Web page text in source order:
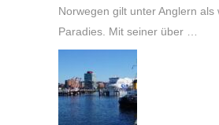
Norwegen gilt unter Anglern als
Paradies. Mit seiner über …